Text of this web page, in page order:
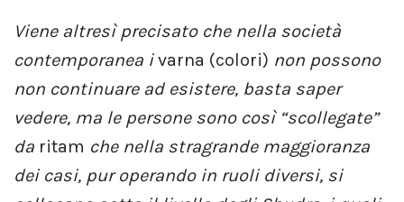
Viene altresì precisato che nella società
contemporanea ivarna (colori) non possono
non continuare ad esistere, basta saper
vedere, ma le persone sono così “scollegate”
da ritam che nella stragrande maggioranza
dei casi, pur operando in ruoli diversi, si